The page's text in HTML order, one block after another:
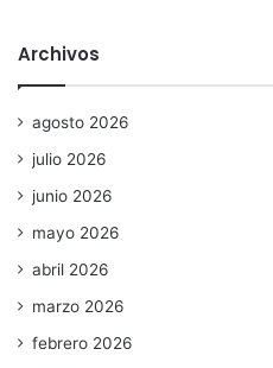
Archivos
agosto 2026
julio 2026
junio 2026
mayo 2026
abril 2026
marzo 2026
febrero 2026